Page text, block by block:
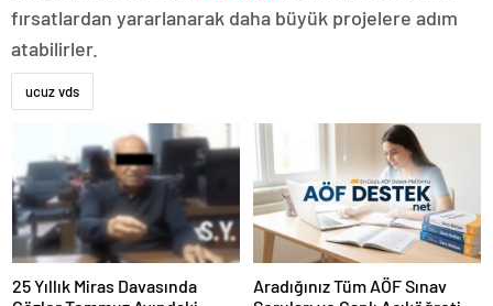
fırsatlardan yararlanarak daha büyük projelere adım
atabilirler.
ucuz vds
25 Yıllık Miras Davasında
Aradığınız Tüm AÖF Sınav